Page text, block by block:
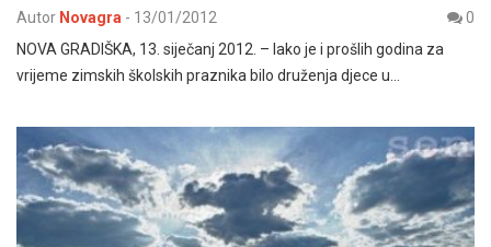
Autor Novagra - 13/01/2012
0
NOVA GRADIŠKA, 13. siječanj 2012. – Iako je i prošlih godina za
vrijeme zimskih školskih praznika bilo druženja djece u…